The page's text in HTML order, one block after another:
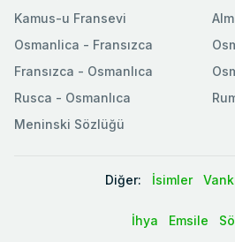
Kamus-u Fransevi
Osmanlica - Fransızca
Fransızca - Osmanlıca
Rusca - Osmanlıca
Meninski Sözlüğü
Diğer: İsimler
İhya Emsile